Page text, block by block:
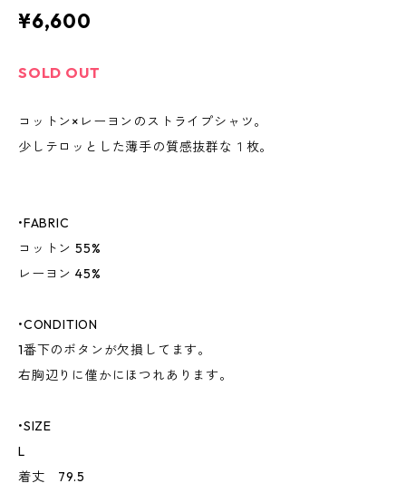
¥6,600
SOLD OUT
コットン×レーヨンのストライプシャツ。
少しテロッとした薄手の質感抜群な１枚。
•FABRIC
コットン 55%
レーヨン 45%
•CONDITION
1番下のボタンが欠損してます。
右胸辺りに僅かにほつれあります。
•SIZE
L
着丈 79.5